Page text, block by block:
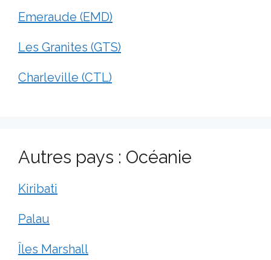
Emeraude (EMD)
Les Granites (GTS)
Charleville (CTL)
Autres pays : Océanie
Kiribati
Palau
Îles Marshall